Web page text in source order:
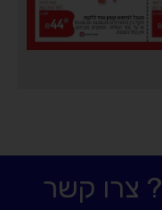
צרו קשר